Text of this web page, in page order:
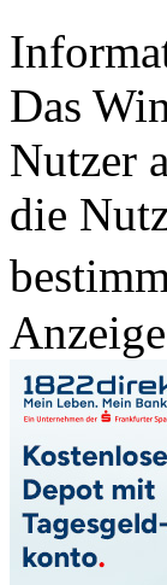
Das
Nutzer
die
Anzeige